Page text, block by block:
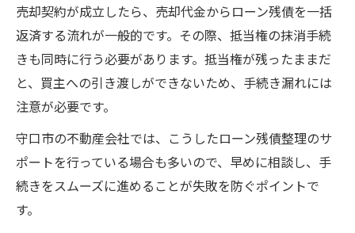
売却契約が成立したら、売却代金からローン残債を一括
返済する流れが一般的です。その際、抵当権の抹消手続
きも同時に行う必要があります。抵当権が残ったままだ
と、買主への引き渡しができないため、手続き漏れには
注意が必要です。
守口市の不動産会社では、こうしたローン残債整理のサ
ポートを行っている場合も多いので、早めに相談し、手
続きをスムーズに進めることが失敗を防ぐポイントで
す。